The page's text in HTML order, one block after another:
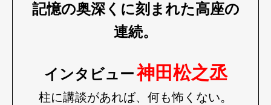
記憶の奥深くに刻まれた高座の
連続。
インタビュー神田松之丞
柱に講談があれば、何も怖くない。